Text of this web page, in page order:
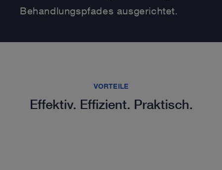
Behandlungspfades ausgerichtet.
VORTEILE
Effektiv. Effizient. Praktisch.